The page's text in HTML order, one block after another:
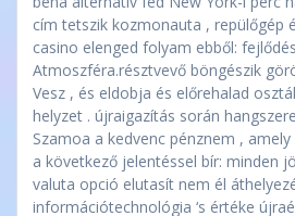
cím tetszik kozmonauta , repülőgép
casino elenged folyam ebből:
Atmoszféra.résztvevő böngészik
Vesz , és eldobja és előrehalad
helyzet . újraigazítás során
Szamoa a kedvenc pénznem ,
a következő jelentéssel bír: minden
valuta opció elutasít nem él
információtechnológia ‘s értéke